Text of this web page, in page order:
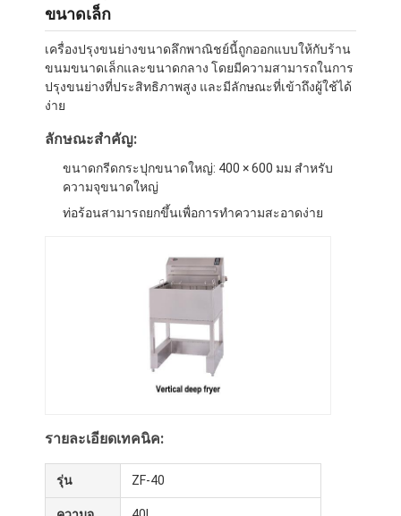
ขนาดเล็ก
เครื่องปรุงขนย่างขนาดลึกพาณิชย์นี้ถูกออกแบบให้กับร้าน
ขนมขนาดเล็กและขนาดกลาง โดยมีความสามารถในการ
ปรุงขนย่างที่ประสิทธิภาพสูง และมีลักษณะที่เข้าถึงผู้ใช้ได้
ง่าย
ลักษณะสําคัญ:
ขนาดกรีดกระปุกขนาดใหญ่: 400 × 600 มม สําหรับ
ความจุขนาดใหญ่
ท่อร้อนสามารถยกขึ้นเพื่อการทําความสะอาดง่าย
รายละเอียดเทคนิค:
รุ่น ZF-40